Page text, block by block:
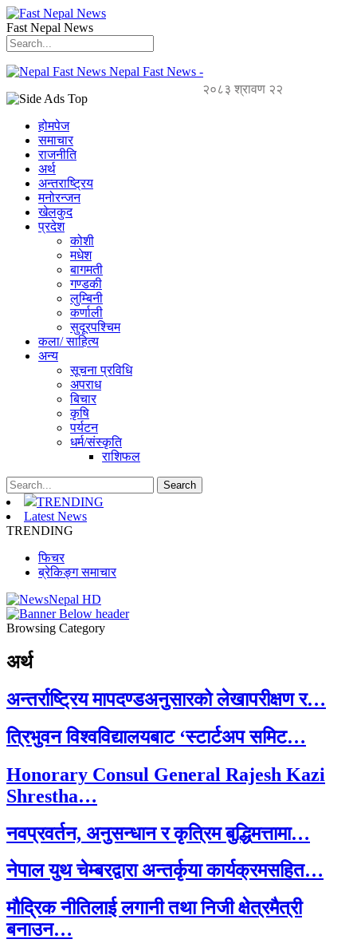
Fast Nepal News
Nepal Fast News -
२०८३ श्रावण २२
होमपेज
समाचार
राजनीति
अर्थ
अन्तराष्ट्रिय
मनोरन्जन
खेलकुद
प्रदेश
कोशी
मधेश
बागमती
गण्डकी
लुम्बिनी
कर्णाली
सुदूरपश्चिम
कला/ साहित्य
अन्य
सूचना प्रविधि
अपराध
बिचार
कृषि
पर्यटन
धर्म/संस्कृति
राशिफल
TRENDING
Latest News
TRENDING
फिचर
ब्रेकिङ्ग समाचार
Browsing Category
अर्थ
अन्तर्राष्ट्रिय मापदण्डअनुसारको लेखापरीक्षण र…
त्रिभुवन विश्वविद्यालयबाट ‘स्टार्टअप समिट…
Honorary Consul General Rajesh Kazi
Shrestha…
नवप्रवर्तन, अनुसन्धान र कृत्रिम बुद्धिमत्तामा…
नेपाल युथ चेम्बरद्वारा अन्तर्कृया कार्यक्रमसहित…
मौद्रिक नीतिलाई लगानी तथा निजी क्षेत्रमैत्री
बनाउन…